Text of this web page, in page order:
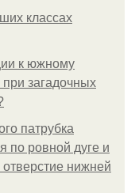
классах
к южному
загадочных
патрубка
по ровной дуге и
нижней